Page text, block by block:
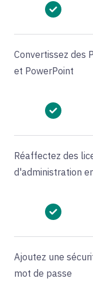
Convertissez des
et PowerPoint
Réaffectez des
d'administration
Ajoutez une
mot de passe